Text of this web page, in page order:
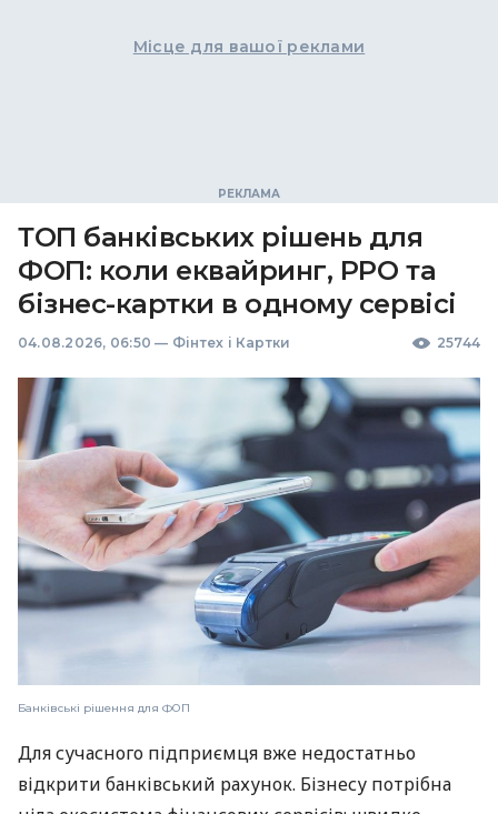
Місце для вашої реклами
ТОП банківських рішень для
ФОП: коли еквайринг, РРО та
бізнес-картки в одному сервісі
04.08.2026, 06:50 — Фінтех і Картки 25744
Банківські рішення для ФОП
Для сучасного підприємця вже недостатньо
відкрити банківський рахунок. Бізнесу потрібна